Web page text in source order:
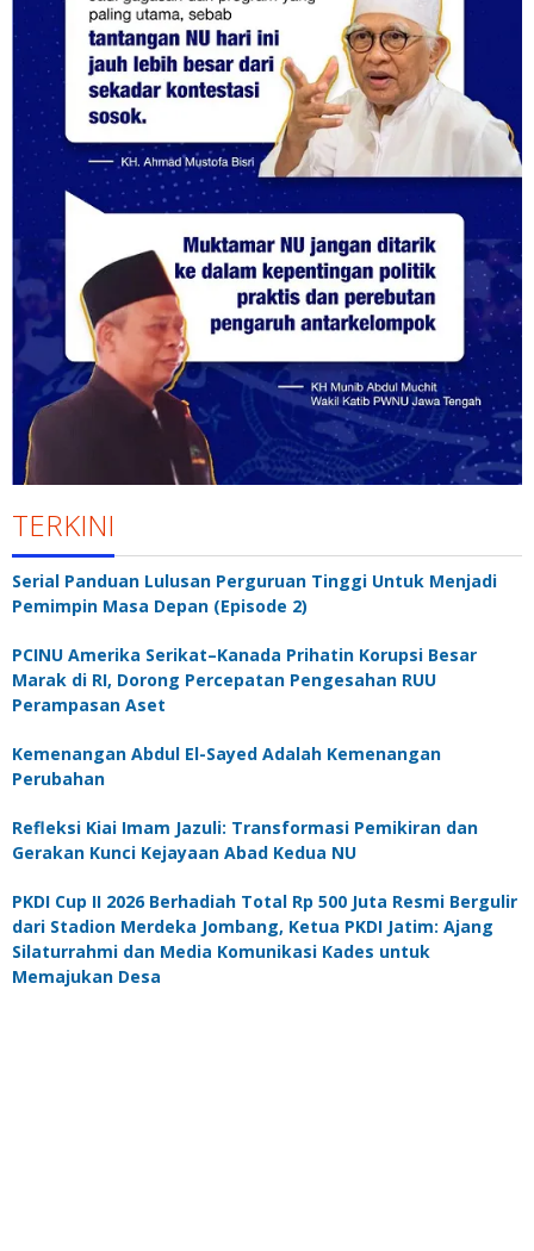
TERKINI
Serial Panduan Lulusan Perguruan Tinggi Untuk Menjadi
Pemimpin Masa Depan (Episode 2)
PCINU Amerika Serikat–Kanada Prihatin Korupsi Besar
Marak di RI, Dorong Percepatan Pengesahan RUU
Perampasan Aset
Kemenangan Abdul El-Sayed Adalah Kemenangan
Perubahan
Refleksi Kiai Imam Jazuli: Transformasi Pemikiran dan
Gerakan Kunci Kejayaan Abad Kedua NU
PKDI Cup II 2026 Berhadiah Total Rp 500 Juta Resmi Bergulir
dari Stadion Merdeka Jombang, Ketua PKDI Jatim: Ajang
Silaturrahmi dan Media Komunikasi Kades untuk
Memajukan Desa